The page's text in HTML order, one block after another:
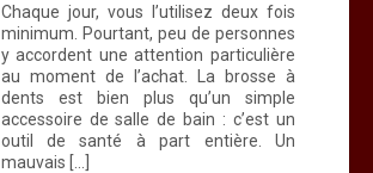
Chaque jour, vous l’utilisez deux fois
minimum. Pourtant, peu de personnes
y accordent une attention particulière
au moment de l’achat. La brosse à
dents est bien plus qu’un simple
accessoire de salle de bain : c’est un
outil de santé à part entière. Un
mauvais […]